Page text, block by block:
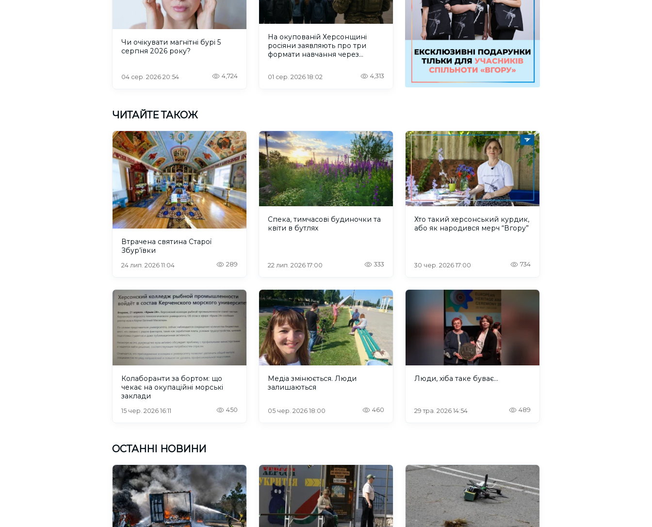
Чи очікувати магнітні бурі 5
серпня 2026 року?
04 сер. 2026 20:54 4,724
На окупованій Херсонщині
росіяни заявляють про три
формати навчання через
01 сер. 2026 18:02 4,313
ЧИТАЙТЕ ТАКОЖ
Втрачена святина Старої
Збур’ївки
24 лип. 2026 11:04 289
Спека, тимчасові будиночки та
квіти в бутлях
22 лип. 2026 17:00 333
Хто такий херсонський курдик,
або як народився мерч “Вгору”
30 чер. 2026 17:00 734
Колаборанти за бортом: що
чекає на окупаційні морські
заклади
15 чер. 2026 16:11 450
Медіа змінюється. Люди
залишаються
05 чер. 2026 18:00 460
Люди, хіба таке буває...
29 тра. 2026 14:54 489
ОСТАННІ НОВИНИ